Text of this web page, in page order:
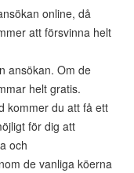
online, då
att försvinna helt
ansökan. Om de
helt gratis.
kommer du att få ett
för dig att
och
de vanliga köerna